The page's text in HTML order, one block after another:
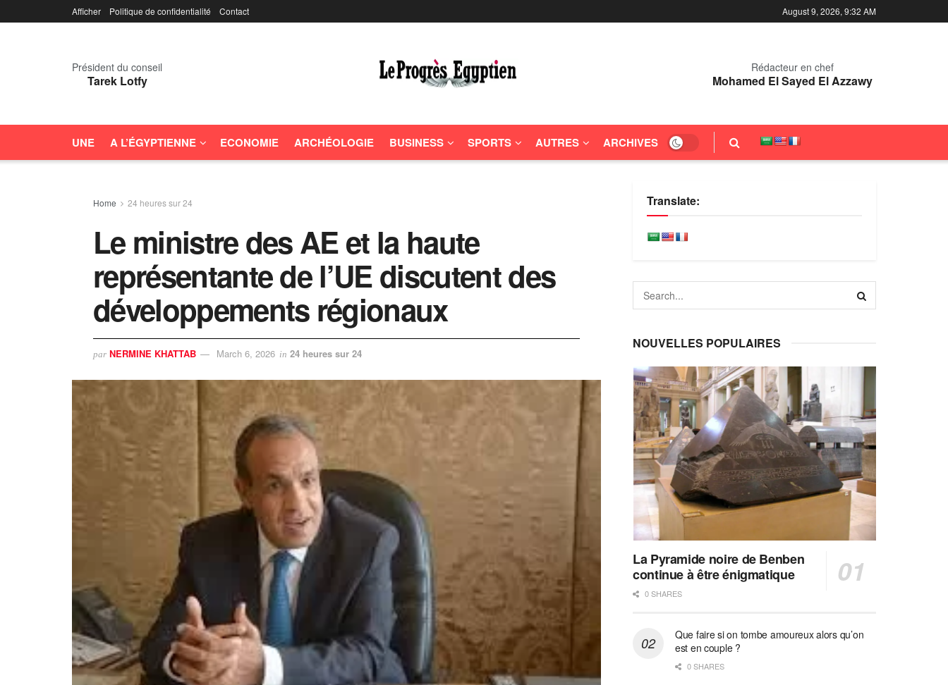
Afficher Politique de confidentialité Contact August 9, 2026, 9:32 AM
Président du conseil
Tarek Lotfy
Rédacteur en chef
Mohamed El Sayed El Azzawy
UNE A L’ÉGYPTIENNE ECONOMIE ARCHÉOLOGIE BUSINESS SPORTS AUTRES ARCHIVES
Home 24 heures sur 24
Le ministre des AE et la haute
représentante de l’UE discutent des
développements régionaux
par NERMINE KHATTAB March 6, 2026 in 24 heures sur 24
Translate:
NOUVELLES POPULAIRES
La Pyramide noire de Benben
continue à être énigmatique
0 SHARES
Que faire si on tombe amoureux alors qu’on
est en couple ?
0 SHARES